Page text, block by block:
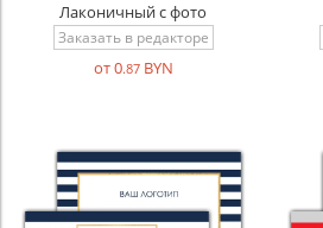
Лаконичный с фото
Заказать в редакторе
от 0.87BYN